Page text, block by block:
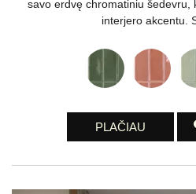
savo erdvę chromatiniu šedevru,
interjero akcentu.
PLAČIAU